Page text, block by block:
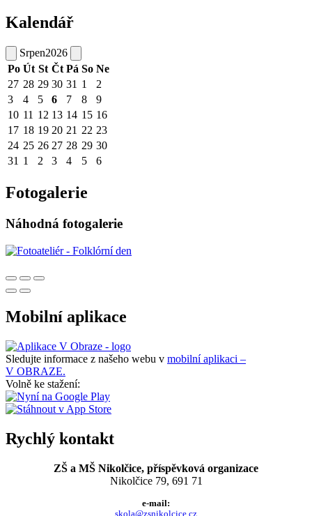
Kalendář
Srpen2026
Po Út St Čt Pá So Ne
27 28 29 30 31 1
2
3
4 5 6 7 8
9
10 11 12 13 14 15 16
17 18 19 20 21 22 23
24 25 26 27 28 29 30
31 1 2 3 4 5 6
Fotogalerie
Náhodná fotogalerie
Mobilní aplikace
Sledujte informace z našeho webu v mobilní aplikaci –
V OBRAZE.
Volně ke stažení:
Rychlý kontakt
ZŠ a MŠ Nikolčice, příspěvková organizace
Nikolčice 79, 691 71
e-mail:
skola@zsnikolcice.cz